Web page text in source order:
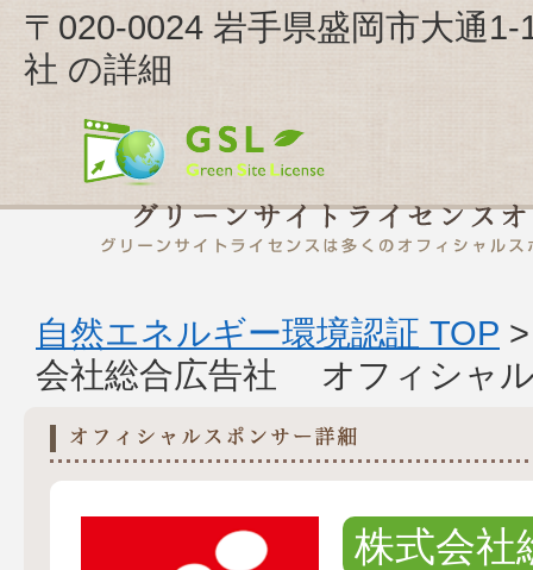
〒020-0024 岩手県盛岡市大通
社 の詳細
自然エネルギー環境認証 TOP
会社総合広告社 オフィシャ
株式会社